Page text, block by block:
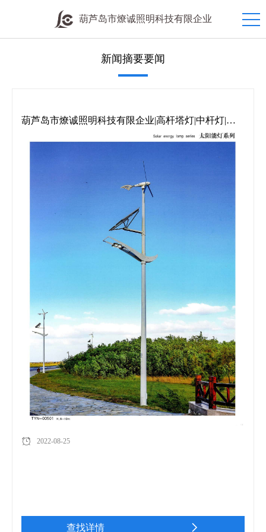
葫芦岛市燎诚照明科技有限企业
新闻摘要要闻
葫芦岛市燎诚照明科技有限企业|高杆塔灯|中杆灯|道
路灯|庭院灯|草坪灯|地埋灯|欧式灯|防潮灯|工矿灯|机床
2022-08-25
查找详情